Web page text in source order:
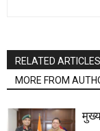
RELATED ARTICLES
MORE FROM